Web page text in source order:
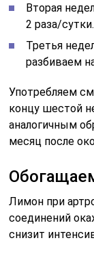
Вторая
2 раза/сутки.
Третья
разбиваем
Употребляем
концу шестой
аналогичным
месяц после
Лимон при
соединений
снизит